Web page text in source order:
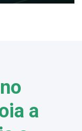
a